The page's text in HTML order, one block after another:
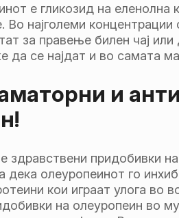
е гликозид на еленолна
Во најголеми
за правење билен чај
да се најдат и во самата
и
здравствени придобивки
дека олеуропеинот го
кои играат улога во
на олеуропеин во